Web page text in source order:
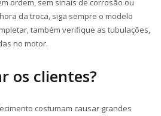
ordem, sem sinais de corrosão ou
da troca, siga sempre o modelo
também verifique as tubulações,
no motor.
os clientes?
costumam causar grandes